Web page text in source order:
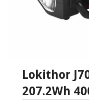
Lokithor
207.2Wh